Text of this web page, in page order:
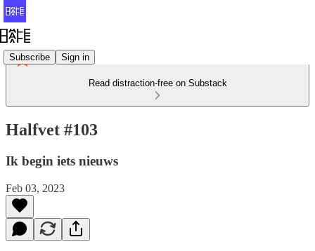
Subscribe Sign in
Read distraction-free on Substack
Halfvet #103
Ik begin iets nieuws
Feb 03, 2023